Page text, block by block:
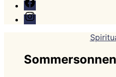
Instagram